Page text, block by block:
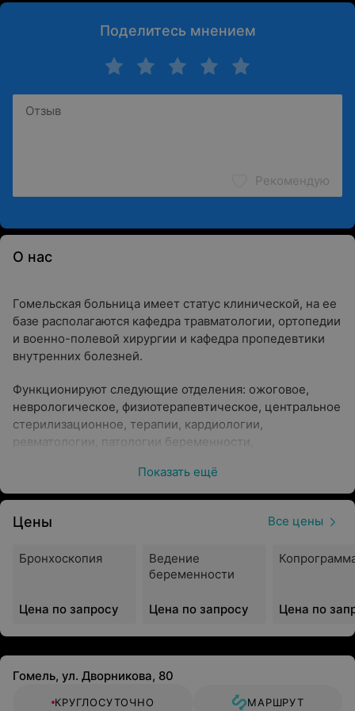
Поделитесь мнением
Рекомендую
О нас
Гомельская больница имеет статус клинической, на ее
базе располагаются кафедра травматологии, ортопедии
и военно-полевой хирургии и кафедра пропедевтики
внутренних болезней.
Функционируют следующие отделения: ожоговое,
неврологическое, физиотерапевтическое, центральное
стерилизационное, терапии, кардиологии,
ревматологии, патологии беременности,
рентгеновское, а также кабинет УЗИ-диагностики,
кабинет эндоскопии, клиническая лаборатория.
В больнице оказывается экстренная кардиологическая,
дежурные дни, травматологическая и
комбустиологическая — круглосуточно.
Травмопункт и травматологическое отделение
травматологическую, ортопедическую и лечебно-
диагностическую помощь больным с приобретенными
Показать ещё
Цены Все цены
Бронхоскопия
Цена по запросу
Ведение
беременности
Цена по запросу Цена по
Гомель, ул. Дворникова, 80
КРУГЛОСУТОЧНО МАРШРУТ